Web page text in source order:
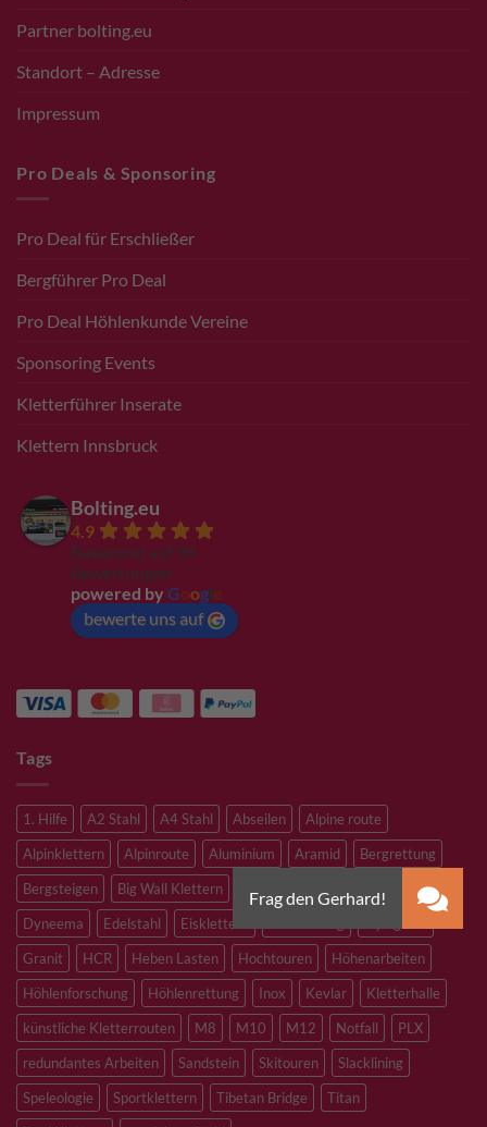
Partner bolting.eu
Standort – Adresse
Impressum
Pro Deals & Sponsoring
Pro Deal für Erschließer
Bergführer Pro Deal
Pro Deal Höhlenkunde Vereine
Sponsoring Events
Kletterführer Inserate
Klettern Innsbruck
Bolting.eu
4.9
Basierend auf 94
Bewertungen
powered by G ogl
bewerte uns auf
Tags
1. Hilfe A2 Stahl A4 Stahl Abseilen
Alpine route
Alpinklettern
Alpinroute Aluminium Aramid
Bergrettung
Bergsteigen
Big Wall Klettern
Dyneema
Edelstahl Eisklettern
Granit
HCR Heben Lasten Hochtouren
Höhenarbeiten
Höhlenforschung
Höhlenrettung Inox Kevlar
Kletterhalle
künstliche Kletterrouten
M8 M10 M12 Notfall
PLX
redundantes Arbeiten
Sandstein Skitouren
Slacklining
Speleologie
Sportklettern Tibetan Bridge
Titan